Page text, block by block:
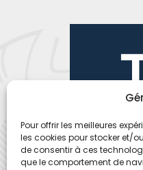
Pour offrir les meilleures
les cookies pour stocker et/
de consentir à ces
que le comportement de